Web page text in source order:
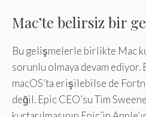
Mac’te belirsiz bir
Bu gelişmelerle birlikte Mac
sorunlu olmaya devam ediyor.
macOS’ta erişilebilse de
değil. Epic CEO’su Tim